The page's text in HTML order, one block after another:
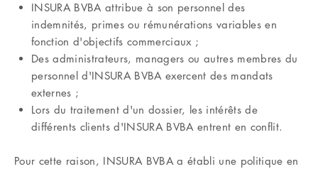
INSURA BVBA attribue à son personnel des
indemnités, primes ou rémunérations variables en
fonction d'objectifs commerciaux ;
Des administrateurs, managers ou autres membres du
personnel d'INSURA BVBA exercent des mandats
externes ;
Lors du traitement d'un dossier, les intérêts de
différents clients d'INSURA BVBA entrent en conflit.
Pour cette raison, INSURA BVBA a établi une politique en